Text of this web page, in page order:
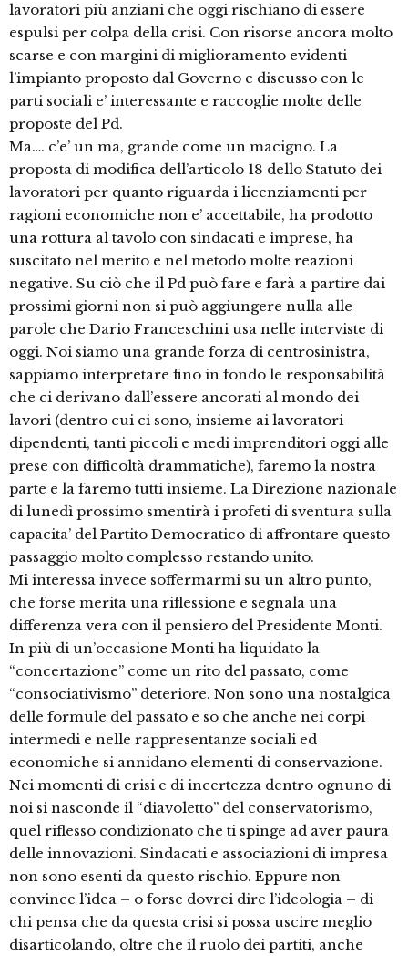
lavoratori più anziani che oggi rischiano di essere
espulsi per colpa della crisi. Con risorse ancora molto
scarse e con margini di miglioramento evidenti
l’impianto proposto dal Governo e discusso con le
parti sociali e’ interessante e raccoglie molte delle
proposte del Pd.
Ma…. c’e’ un ma, grande come un macigno. La
proposta di modifica dell’articolo 18 dello Statuto dei
lavoratori per quanto riguarda i licenziamenti per
ragioni economiche non e’ accettabile, ha prodotto
una rottura al tavolo con sindacati e imprese, ha
suscitato nel merito e nel metodo molte reazioni
negative. Su ciò che il Pd può fare e farà a partire dai
prossimi giorni non si può aggiungere nulla alle
parole che Dario Franceschini usa nelle interviste di
oggi. Noi siamo una grande forza di centrosinistra,
sappiamo interpretare fino in fondo le responsabilità
che ci derivano dall’essere ancorati al mondo dei
lavori (dentro cui ci sono, insieme ai lavoratori
dipendenti, tanti piccoli e medi imprenditori oggi alle
prese con difficoltà drammatiche), faremo la nostra
parte e la faremo tutti insieme. La Direzione nazionale
di lunedì prossimo smentirà i profeti di sventura sulla
capacita’ del Partito Democratico di affrontare questo
passaggio molto complesso restando unito.
Mi interessa invece soffermarmi su un altro punto,
che forse merita una riflessione e segnala una
differenza vera con il pensiero del Presidente Monti.
In più di un’occasione Monti ha liquidato la
“concertazione” come un rito del passato, come
“consociativismo” deteriore. Non sono una nostalgica
delle formule del passato e so che anche nei corpi
intermedi e nelle rappresentanze sociali ed
economiche si annidano elementi di conservazione.
Nei momenti di crisi e di incertezza dentro ognuno di
noi si nasconde il “diavoletto” del conservatorismo,
quel riflesso condizionato che ti spinge ad aver paura
delle innovazioni. Sindacati e associazioni di impresa
non sono esenti da questo rischio. Eppure non
convince l’idea – o forse dovrei dire l’ideologia – di
chi pensa che da questa crisi si possa uscire meglio
disarticolando, oltre che il ruolo dei partiti, anche